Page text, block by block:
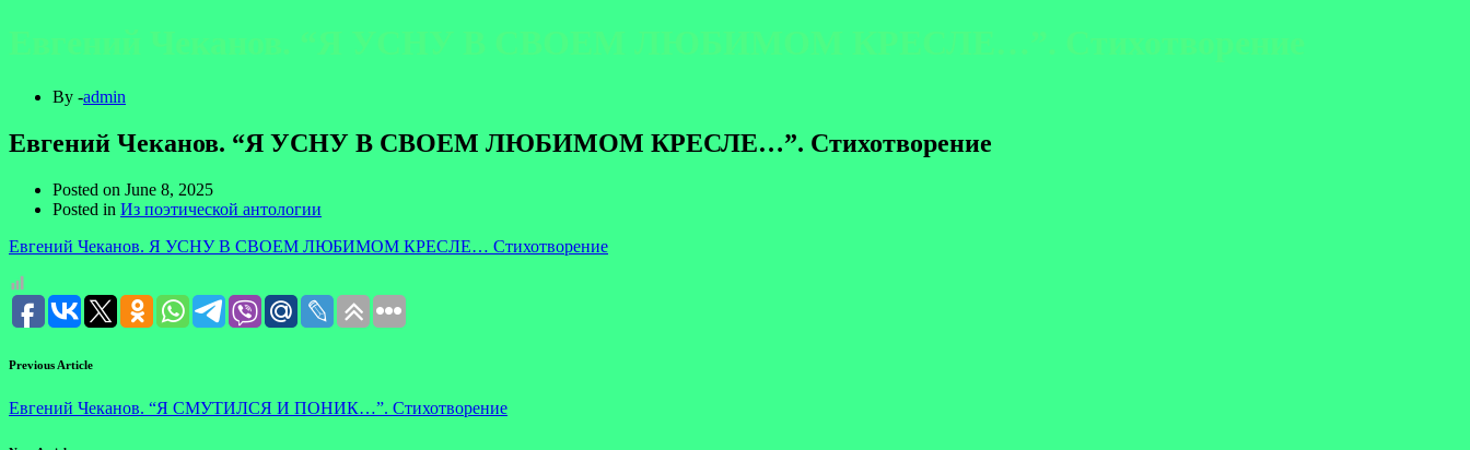
By -admin
Евгений Чеканов. “Я УСНУ В СВОЕМ ЛЮБИМОМ КРЕСЛЕ…”. Стихотворение
Posted on June 8, 2025
Posted in Из поэтической антологии
Евгений Чеканов. Я УСНУ В СВОЕМ ЛЮБИМОМ КРЕСЛЕ… Стихотворение
Previous Article
Евгений Чеканов. “Я СМУТИЛСЯ И ПОНИК…”. Стихотворение